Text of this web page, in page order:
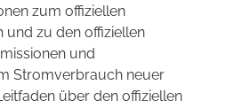
zum offiziellen
zu den offiziellen
und
Stromverbrauch neuer
über den offiziellen